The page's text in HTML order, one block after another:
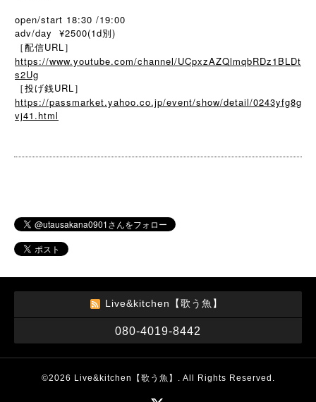
open/start 18:30 /19:00
adv/day ¥2500(1d別)
［配信URL］
https://www.youtube.com/channel/UCpxzAZQlmqbRDz1BLDt
s2Ug
［投げ銭URL］
https://passmarket.yahoo.co.jp/event/show/detail/0243yfg8g
vj41.html
Live&kitchen【歌う魚】
080-4019-8442
©2026 Live&kitchen【歌う魚】 . All Rights Reserved.